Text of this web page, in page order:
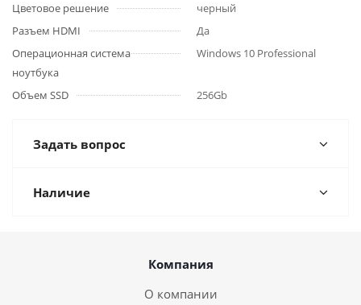
Цветовое решение
черный
Разъем HDMI
Да
Операционная система
ноутбука
Windows 10 Professional
Объем SSD 256Gb
Задать вопрос
Наличие
Компания
О компании